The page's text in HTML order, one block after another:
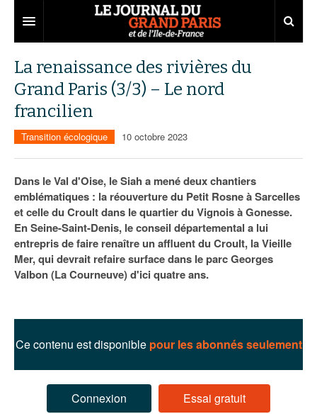
Territoires
Aménagement
Collectivités
Services urbains
Entreprises
Développement économique
Attractivité
Innovation
Transport
Départements
77
78
91
93
94
Nominations
Portraits
Agenda
Les Assises du Grand Paris
Éditions précédentes
Le podcast
Ecouter les épisodes
La renaissance des rivières du
Grand Paris (3/3) – Le nord
francilien
Transition écologique 10 octobre 2023
Dans le Val d'Oise, le Siah a mené deux chantiers
emblématiques : la réouverture du Petit Rosne à Sarcelles
et celle du Croult dans le quartier du Vignois à Gonesse.
En Seine-Saint-Denis, le conseil départemental a lui
entrepris de faire renaître un affluent du Croult, la Vieille
Mer, qui devrait refaire surface dans le parc Georges
Valbon (La Courneuve) d'ici quatre ans.
Ce contenu est disponible pour les abonnés seulement
Connexion Essai gratuit